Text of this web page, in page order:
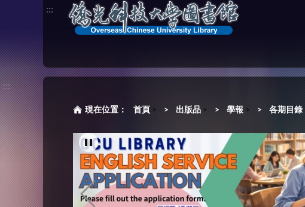
:::
:::
首頁 > 出版品 > 學報 > 各期目錄